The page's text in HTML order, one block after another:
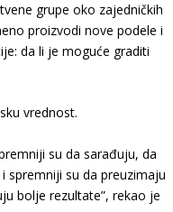
grupe oko zajedničkih
proizvodi nove podele i
da li je moguće graditi
vrednost.
su da sarađuju, da
spremniji su da preuzimaju
bolje rezultate”, rekao je